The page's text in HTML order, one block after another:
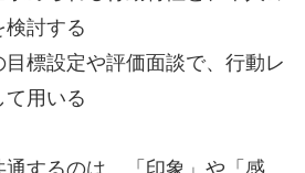
討する
目標設定や評価面談で、行動レ
用いる